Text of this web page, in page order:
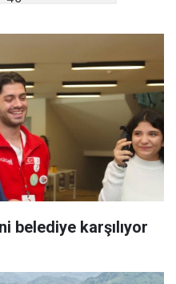
belediye karşılıyor